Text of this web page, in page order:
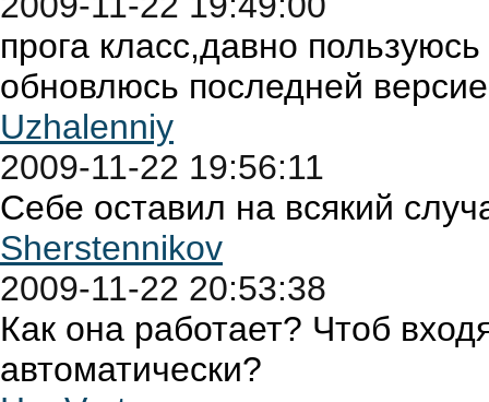
прога класс,давно
обновлюсь последней
Uzhalenniy
2009-11-22 19:56:11
Себе оставил на всякий
Sherstennikov
2009-11-22 20:53:38
Как она работает? Чтоб
автоматически?